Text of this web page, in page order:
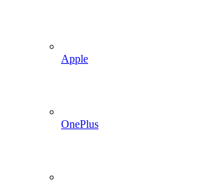
Apple
OnePlus